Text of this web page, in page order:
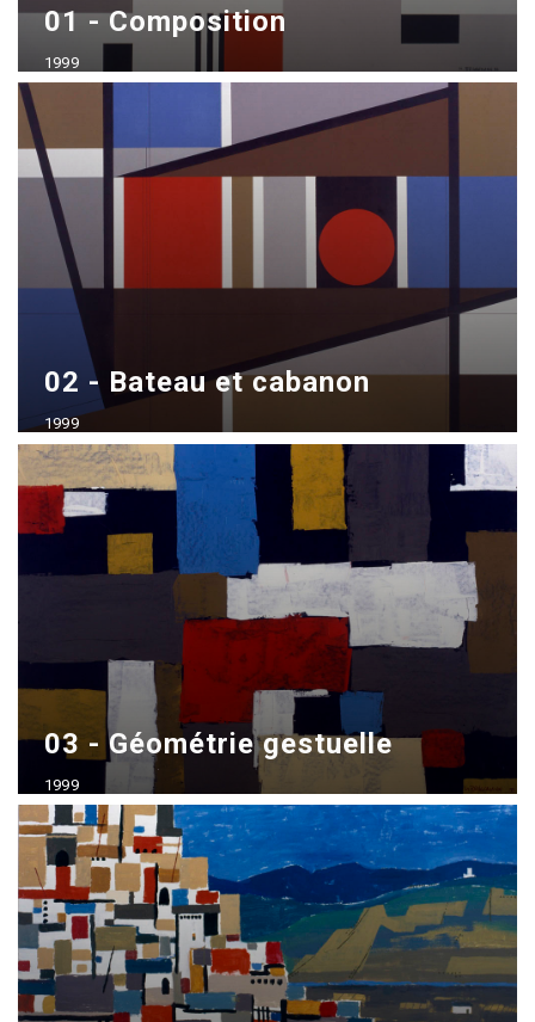
01 - Composition
1999
02 - Bateau et cabanon
1999
Acrílico sobre madera
70x100 cm
03 - Géométrie gestuelle
1999
Acrílico sobre madera
70x100 cm